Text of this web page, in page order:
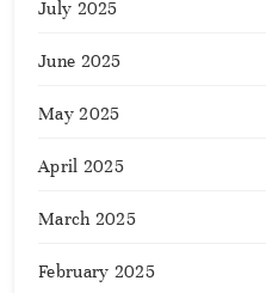
July 2025
June 2025
May 2025
April 2025
March 2025
February 2025